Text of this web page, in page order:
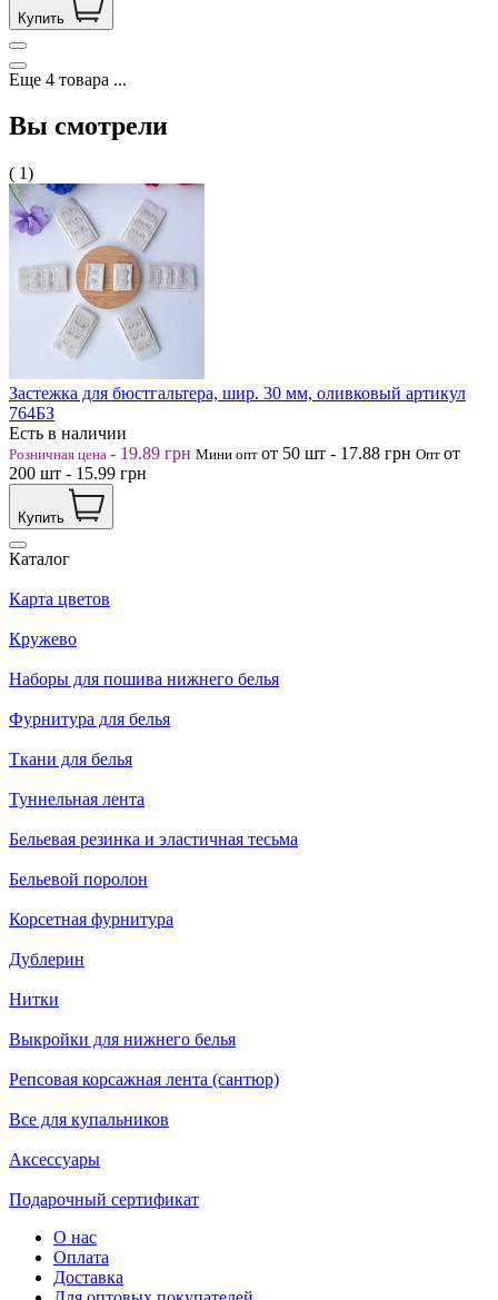
Купить
Еще 4 товара ...
Вы смотрели
( 1)
Застежка для бюстгальтера, шир. 30 мм, оливковый артикул
764БЗ
Есть в наличии
Розничная цена - 19.89 грн Мини опт от 50 шт - 17.88 грн Опт от
200 шт - 15.99 грн
Купить
Каталог
Карта цветов
Кружево
Наборы для пошива нижнего белья
Фурнитура для белья
Ткани для белья
Туннельная лента
Бельевая резинка и эластичная тесьма
Бельевой поролон
Корсетная фурнитура
Дублерин
Нитки
Выкройки для нижнего белья
Репсовая корсажная лента (сантюр)
Все для купальников
Аксессуары
Подарочный сертификат
О нас
Оплата
Доставка